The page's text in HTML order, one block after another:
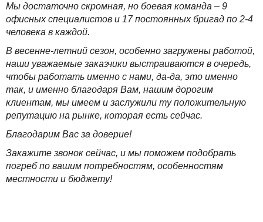
Мы достаточно скромная, но боевая команда – 9
офисных специалистов и 17 постоянных бригад по 2-4
человека в каждой.
В весенне-летний сезон, особенно загружены работой,
наши уважаемые заказчики выстраиваются в очередь,
чтобы работать именно с нами, да-да, это именно
так, и именно благодаря Вам, нашим дорогим
клиентам, мы имеем и заслужили ту положительную
репутацию на рынке, которая есть сейчас.
Благодарим Вас за доверие!
Закажите звонок сейчас, и мы поможем подобрать
погреб по вашим потребностям, особенностям
местности и бюджету!